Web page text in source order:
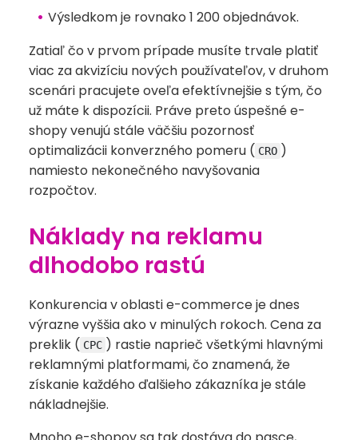
Výsledkom je rovnako 1 200 objednávok.
Zatiaľ čo v prvom prípade musíte trvale platiť
viac za akvizíciu nových používateľov, v druhom
scenári pracujete oveľa efektívnejšie s tým, čo
už máte k dispozícii. Práve preto úspešné e-
shopy venujú stále väčšiu pozornosť
optimalizácii konverzného pomeru ( CRO )
namiesto nekonečného navyšovania
rozpočtov.
Náklady na reklamu
dlhodobo rastú
Konkurencia v oblasti e-commerce je dnes
výrazne vyššia ako v minulých rokoch. Cena za
preklik ( CPC ) rastie naprieč všetkými hlavnými
reklamnými platformami, čo znamená, že
získanie každého ďalšieho zákazníka je stále
nákladnejšie.